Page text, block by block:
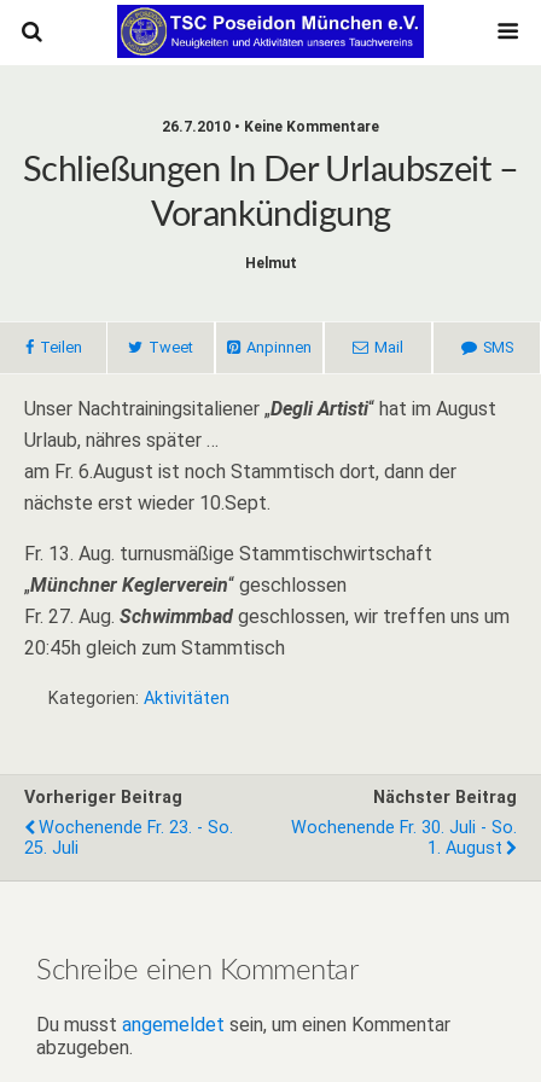
26.7.2010 • Keine Kommentare
Schließungen In Der Urlaubszeit –
Vorankündigung
Helmut
Teilen Tweet Anpinnen Mail SMS
Unser Nachtrainingsitaliener „Degli Artisti“ hat im August
Urlaub, nähres später …
am Fr. 6.August ist noch Stammtisch dort, dann der
nächste erst wieder 10.Sept.
Fr. 13. Aug. turnusmäßige Stammtischwirtschaft
„Münchner Keglerverein“ geschlossen
Fr. 27. Aug. Schwimmbad geschlossen, wir treffen uns um
20:45h gleich zum Stammtisch
Kategorien: Aktivitäten
Vorheriger Beitrag
Wochenende Fr. 23. - So.
25. Juli
Nächster Beitrag
Wochenende Fr. 30. Juli - So.
1. August
Schreibe einen Kommentar
Du musst angemeldet sein, um einen Kommentar
abzugeben.